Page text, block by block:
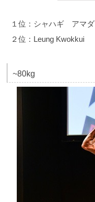
１位：シャハギ アマダ
２位：Leung Kwokkui
~80kg